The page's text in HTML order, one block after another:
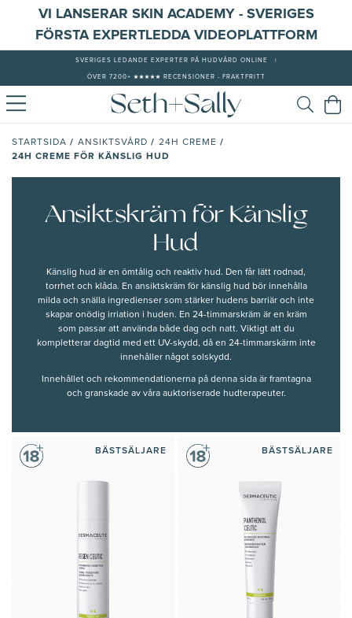
VI LANSERAR SKIN ACADEMY - SVERIGES
FÖRSTA EXPERTLEDDA VIDEOPLATTFORM
SVERIGES LEDANDE EXPERTER PÅ HUDVÅRD ONLINE
ÖVER 7200+ ★★★★★ RECENSIONER - FRAKTFRITT
STARTSIDA / ANSIKTSVÅRD / 24H CREME /
24H CREME FÖR KÄNSLIG HUD
Ansiktskräm för Känslig
Hud
Känslig hud är en ömtålig och reaktiv hud. Den får lätt rodnad,
torrhet och klåda. En ansiktskräm för känslig hud bör innehålla
milda och snälla ingredienser som stärker hudens barriär och inte
skapar onödig irriation i huden. En 24-timmarskräm är en kräm
som passar att använda både dag och natt. Viktigt att du
kompletterar dagtid med ett UV-skydd, då en 24-timmarskärm inte
innehåller något solskydd.
Innehållet och rekommendationerna på denna sida är framtagna
och granskade av våra auktoriserade hudterapeuter.
BÄSTSÄLJARE BÄSTSÄLJARE